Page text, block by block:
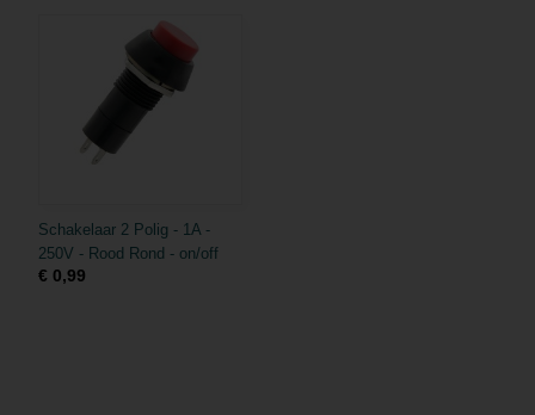
Schakelaar 2 Polig - 1A -
250V - Rood Rond - on/off
€ 0,99